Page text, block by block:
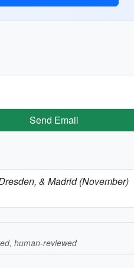
Send Email
& Madrid (November)
human-reviewed